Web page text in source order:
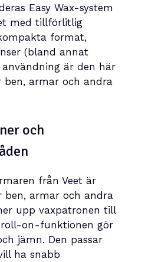
Easy Wax-system
med tillförlitlig
format,
(bland annat
användning är den här
ben, armar och andra
och
från Veet är
armar och andra
upp vaxpatronen till
on-funktionen gör
jämn. Den passar
ha snabb